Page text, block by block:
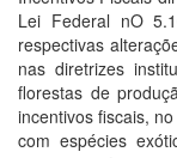
Lei Federal nO
respectivas
nas diretrizes
florestas de
incentivos fiscais,
com espécies